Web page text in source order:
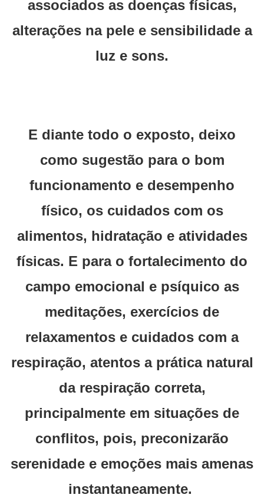
associados as doenças físicas,
alterações na pele e sensibilidade a
luz e sons.
E diante todo o exposto, deixo
como sugestão para o bom
funcionamento e desempenho
físico, os cuidados com os
alimentos, hidratação e atividades
físicas. E para o fortalecimento do
campo emocional e psíquico as
meditações, exercícios de
relaxamentos e cuidados com a
respiração, atentos a prática natural
da respiração correta,
principalmente em situações de
conflitos, pois, preconizarão
serenidade e emoções mais amenas
instantaneamente.